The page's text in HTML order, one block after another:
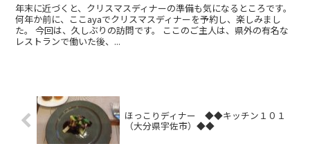
年末に近づくと、クリスマスディナーの準備も気になるところです。
何年か前に、ここayaでクリスマスディナーを予約し、楽しみまし
た。 今回は、久しぶりの訪問です。 ここのご主人は、県外の有名な
レストランで働いた後、...
ほっこりディナー ◆◆キッチン１０１
（大分県宇佐市）◆◆